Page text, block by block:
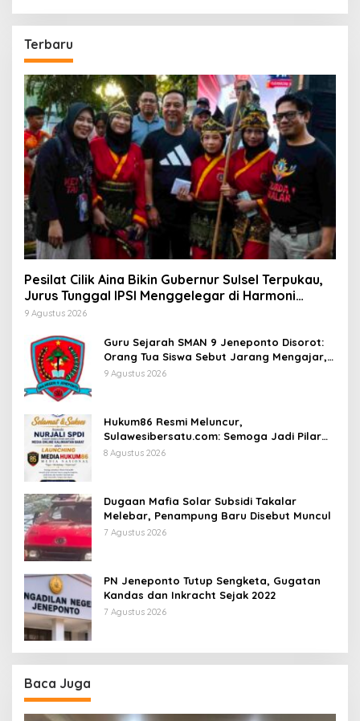
Terbaru
Pesilat Cilik Aina Bikin Gubernur Sulsel Terpukau,
Jurus Tunggal IPSI Menggelegar di Harmoni
Kemanusiaan
9 Agustus 2026
Guru Sejarah SMAN 9 Jeneponto Disorot:
Orang Tua Siswa Sebut Jarang Mengajar,
Sekolah Bungkam
9 Agustus 2026
Hukum86 Resmi Meluncur,
Sulawesibersatu.com: Semoga Jadi Pilar
Informasi Hukum yang Berintegritas
8 Agustus 2026
Dugaan Mafia Solar Subsidi Takalar
Melebar, Penampung Baru Disebut Muncul
7 Agustus 2026
PN Jeneponto Tutup Sengketa, Gugatan
Kandas dan Inkracht Sejak 2022
7 Agustus 2026
Baca Juga